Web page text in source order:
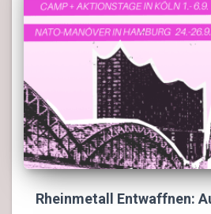
Rheinmetall Entwaffnen: